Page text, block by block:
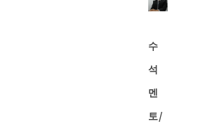
수
석
멘
토/